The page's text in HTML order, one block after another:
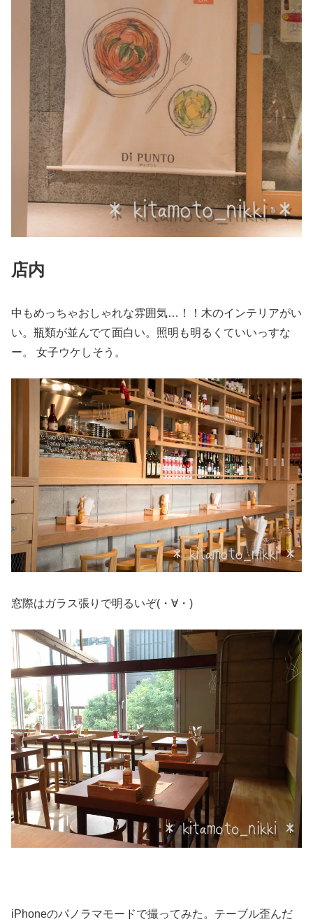
店内
中もめっちゃおしゃれな雰囲気…！！木のインテリアがい
い。瓶類が並んでて面白い。照明も明るくていいっすな
ー。 女子ウケしそう。
窓際はガラス張りで明るいぞ(・∀・)
iPhoneのパノラマモードで撮ってみた。テーブル歪んだ